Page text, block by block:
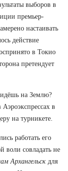
выборов в
премьер-
настаивать
действие
в Токио
претендует
на Землю?
в
на турникете.
работать его
воли совладать не
Архангельск для